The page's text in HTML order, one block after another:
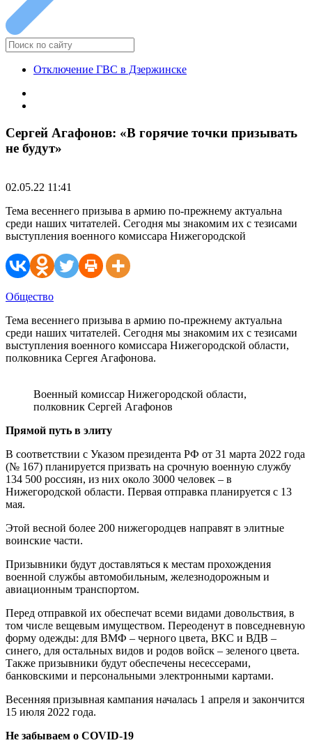
Отключение ГВС в Дзержинске
Сергей Агафонов: «В горячие точки призывать
не будут»
02.05.22 11:41
Тема весеннего призыва в армию по-прежнему актуальна
среди наших читателей. Сегодня мы знакомим их с тезисами
выступления военного комиссара Нижегородской
Общество
Тема весеннего призыва в армию по-прежнему актуальна
среди наших читателей. Сегодня мы знакомим их с тезисами
выступления военного комиссара Нижегородской области,
полковника Сергея Агафонова.
Военный комиссар Нижегородской области,
полковник Сергей Агафонов
Прямой путь в элиту
В соответствии с Указом президента РФ от 31 марта 2022 года
(№ 167) планируется призвать на срочную военную службу
134 500 россиян, из них около 3000 человек – в
Нижегородской области. Первая отправка планируется с 13
мая.
Этой весной более 200 нижегородцев направят в элитные
воинские части.
Призывники будут доставляться к местам прохождения
военной службы автомобильным, железнодорожным и
авиационным транспортом.
Перед отправкой их обеспечат всеми видами довольствия, в
том числе вещевым имуществом. Переоденут в повседневную
форму одежды: для ВМФ – черного цвета, ВКС и ВДВ –
синего, для остальных видов и родов войск – зеленого цвета.
Также призывники будут обеспечены несессерами,
банковскими и персональными электронными картами.
Весенняя призывная кампания началась 1 апреля и закончится
15 июля 2022 года.
Не забываем о COVID-19